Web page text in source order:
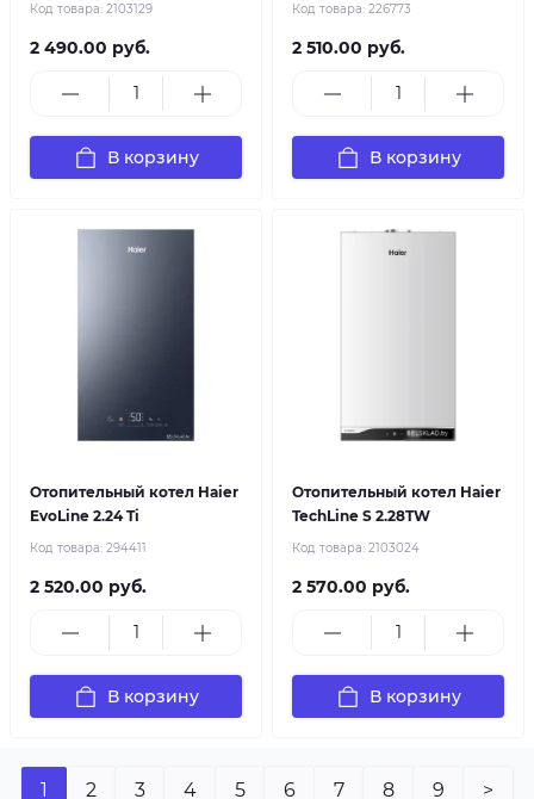
Код товара: 2103129
2 490.00 руб.
В корзину
Код товара: 226773
2 510.00 руб.
В корзину
Отопительный котел Haier
EvoLine 2.24 Ti
Код товара: 294411
2 520.00 руб.
В корзину
Отопительный котел Haier
TechLine S 2.28TW
Код товара: 2103024
2 570.00 руб.
В корзину
1 2 3 4 5 6 7 8 9 >